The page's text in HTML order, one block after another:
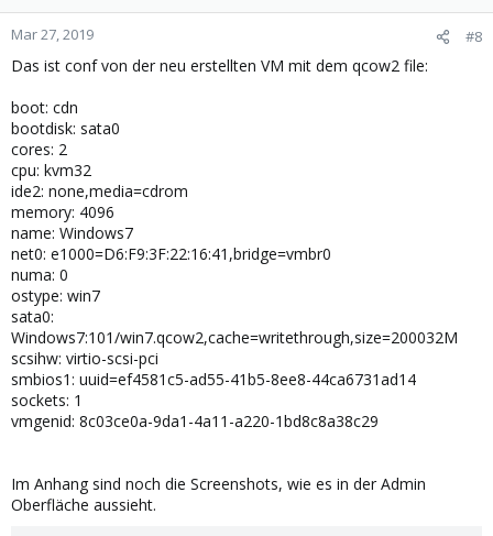
Mar 27, 2019 #8
Das ist conf von der neu erstellten VM mit dem qcow2 file:
boot: cdn
bootdisk: sata0
cores: 2
cpu: kvm32
ide2: none,media=cdrom
memory: 4096
name: Windows7
net0: e1000=D6:F9:3F:22:16:41,bridge=vmbr0
numa: 0
ostype: win7
sata0:
Windows7:101/win7.qcow2,cache=writethrough,size=200032M
scsihw: virtio-scsi-pci
smbios1: uuid=ef4581c5-ad55-41b5-8ee8-44ca6731ad14
sockets: 1
vmgenid: 8c03ce0a-9da1-4a11-a220-1bd8c8a38c29
Im Anhang sind noch die Screenshots, wie es in der Admin
Oberfläche aussieht.